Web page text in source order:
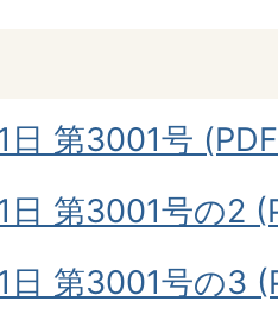
日 第3001号
日 第3001号の2
日 第3001号の3